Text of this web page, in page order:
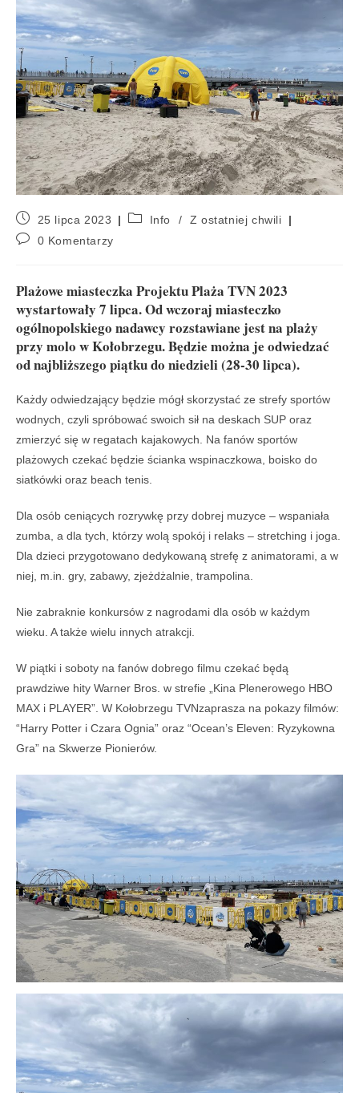
25 lipca 2023 Info /
Z ostatniej chwili
0 Komentarzy
Plażowe miasteczka Projektu Plaża TVN 2023
wystartowały 7 lipca. Od wczoraj miasteczko
ogólnopolskiego nadawcy rozstawiane jest na plaży
przy molo w Kołobrzegu. Będzie można je odwiedzać
od najbliższego piątku do niedzieli (28-30 lipca).
Każdy odwiedzający będzie mógł skorzystać ze strefy sportów
wodnych, czyli spróbować swoich sił na deskach SUP oraz
zmierzyć się w regatach kajakowych. Na fanów sportów
plażowych czekać będzie ścianka wspinaczkowa, boisko do
siatkówki oraz beach tenis.
Dla osób ceniących rozrywkę przy dobrej muzyce – wspaniała
zumba, a dla tych, którzy wolą spokój i relaks – stretching i joga.
Dla dzieci przygotowano dedykowaną strefę z animatorami, a w
niej, m.in. gry, zabawy, zjeżdżalnie, trampolina.
Nie zabraknie konkursów z nagrodami dla osób w każdym
wieku. A także wielu innych atrakcji.
W piątki i soboty na fanów dobrego filmu czekać będą
prawdziwe hity Warner Bros. w strefie „Kina Plenerowego HBO
MAX i PLAYER”. W Kołobrzegu TVNzaprasza na pokazy filmów:
“Harry Potter i Czara Ognia” oraz “Ocean’s Eleven: Ryzykowna
Gra” na Skwerze Pionierów.